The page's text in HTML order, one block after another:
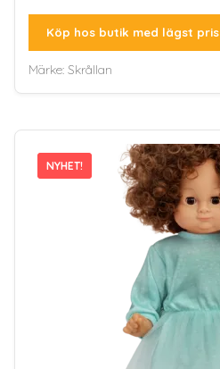
Köp hos butik med lägst pris
Märke: Skrållan
NYHET!
NYHET!